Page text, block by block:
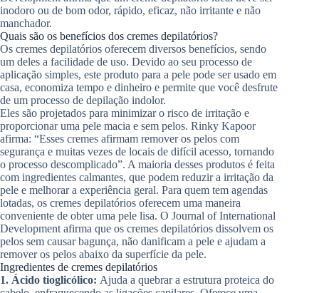
inodoro ou de bom odor, rápido, eficaz, não irritante e não
manchador.
Quais são os benefícios dos cremes depilatórios?
Os cremes depilatórios oferecem diversos benefícios, sendo
um deles a facilidade de uso. Devido ao seu processo de
aplicação simples, este produto para a pele pode ser usado em
casa, economiza tempo e dinheiro e permite que você desfrute
de um processo de depilação indolor.
Eles são projetados para minimizar o risco de irritação e
proporcionar uma pele macia e sem pelos. Rinky Kapoor
afirma: “Esses cremes afirmam remover os pelos com
segurança e muitas vezes de locais de difícil acesso, tornando
o processo descomplicado”. A maioria desses produtos é feita
com ingredientes calmantes, que podem reduzir a irritação da
pele e melhorar a experiência geral. Para quem tem agendas
lotadas, os cremes depilatórios oferecem uma maneira
conveniente de obter uma pele lisa. O Journal of International
Development afirma que os cremes depilatórios dissolvem os
pelos sem causar bagunça, não danificam a pele e ajudam a
remover os pelos abaixo da superfície da pele.
Ingredientes de cremes depilatórios
1. Ácido tioglicólico: Ajuda a quebrar a estrutura proteica do